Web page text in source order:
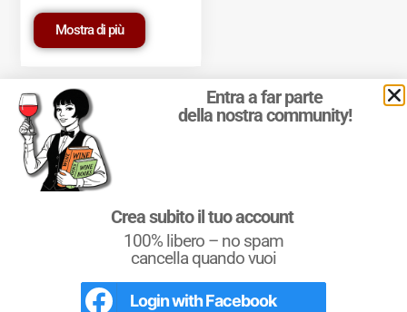
Mostra di più
Marchio Reg. | P.IVA 03921390245
Condizioni d'uso|Privacy Policy|Cookie Policy
cookie
L'Italia del Vino
Entra a far parte
della nostra community!
Crea subito il tuo account
100% libero – no spam
cancella quando vuoi
Login withFacebook